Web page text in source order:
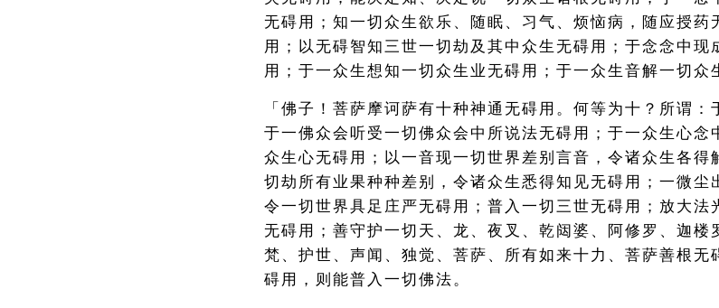
无碍用；知一切众生欲乐、随眠、习气、烦恼病，随应授药
用；以无碍智知三世一切劫及其中众生无碍用；于念念中现
用；于一众生想知一切众生业无碍用；于一众生音解一切众
「佛子！菩萨摩诃萨有十种神通无碍用。何等为十？所谓：
于一佛众会听受一切佛众会中所说法无碍用；于一众生心念
众生心无碍用；以一音现一切世界差别言音，令诸众生各得
切劫所有业果种种差别，令诸众生悉得知见无碍用；一微尘
令一切世界具足庄严无碍用；普入一切三世无碍用；放大法
无碍用；善守护一切天、龙、夜叉、乾闼婆、阿修罗、迦楼
梵、护世、声闻、独觉、菩萨、所有如来十力、菩萨善根无
碍用，则能普入一切佛法。